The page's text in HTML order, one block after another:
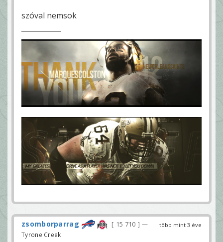
szóval nemsok
több mint 3 éve
zsomborparrag 15 710
—
Tyrone Creek